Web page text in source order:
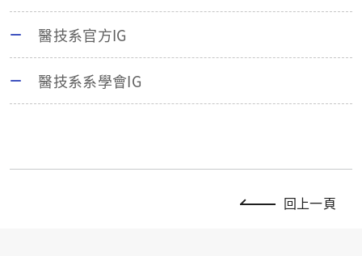
醫技系官方IG
醫技系系學會IG
回上一頁